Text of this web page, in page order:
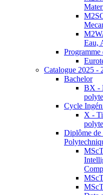
Eau,
Programme
Catalogue 2025 -
Bachelor
BX -
Cycle
X -
Diplôme de